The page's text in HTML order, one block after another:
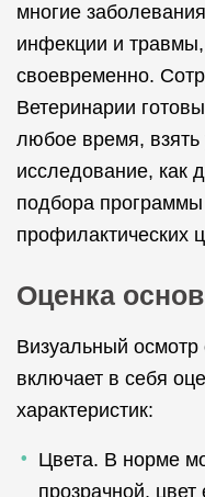
многие
инфекции и
своевременно.
Ветеринарии
любое время,
исследование, как
подбора программы
профилактических
Оценка
Визуальный
включает в себя
характеристик:
Цвета. В норме
прозрачной,